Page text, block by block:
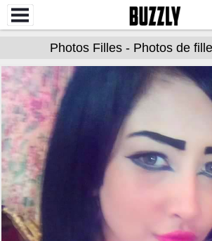
Photos Filles - Photos de